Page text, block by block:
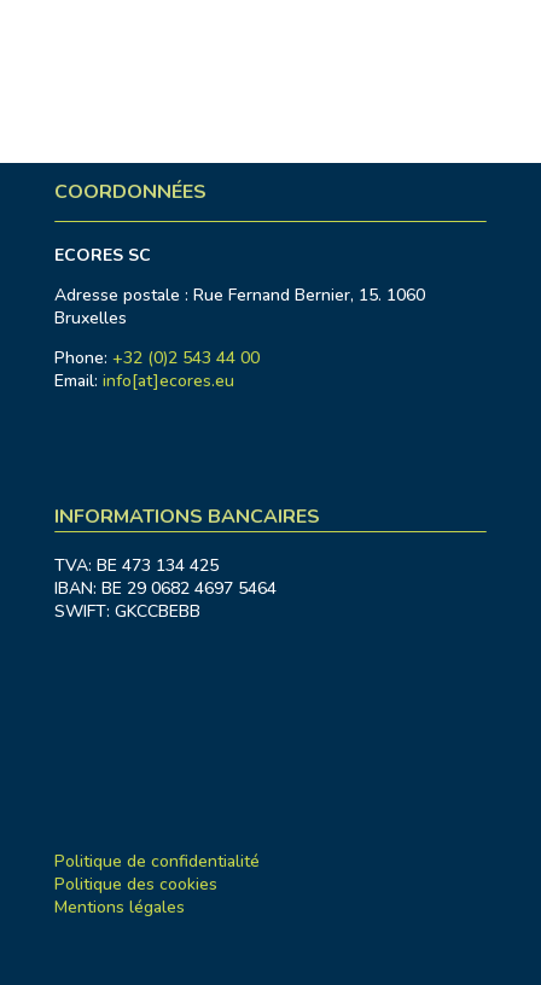
COORDONNÉES
ECORES SC
Adresse postale : Rue Fernand Bernier, 15. 1060
Bruxelles
Phone: +32 (0)2 543 44 00
Email: info[at]ecores.eu
INFORMATIONS BANCAIRES
TVA: BE 473 134 425
IBAN: BE 29 0682 4697 5464
SWIFT: GKCCBEBB
Politique de confidentialité
Politique des cookies
Mentions légales